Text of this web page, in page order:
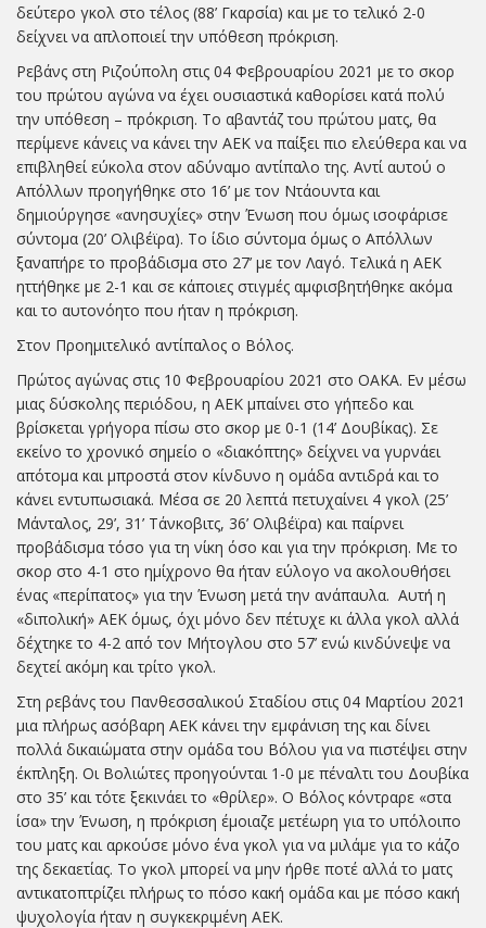
δεύτερο γκολ στο τέλος (88’ Γκαρσία) και με το τελικό 2-0
δείχνει να απλοποιεί την υπόθεση πρόκριση.
Ρεβάνς στη Ριζούπολη στις 04 Φεβρουαρίου 2021 με το σκορ
του πρώτου αγώνα να έχει ουσιαστικά καθορίσει κατά πολύ
την υπόθεση – πρόκριση. Το αβαντάζ του πρώτου ματς, θα
περίμενε κάνεις να κάνει την ΑΕΚ να παίξει πιο ελεύθερα και να
επιβληθεί εύκολα στον αδύναμο αντίπαλο της. Αντί αυτού ο
Απόλλων προηγήθηκε στο 16’ με τον Ντάουντα και
δημιούργησε «ανησυχίες» στην Ένωση που όμως ισοφάρισε
σύντομα (20’ Ολιβέϊρα). Το ίδιο σύντομα όμως ο Απόλλων
ξαναπήρε το προβάδισμα στο 27’ με τον Λαγό. Τελικά η ΑΕΚ
ηττήθηκε με 2-1 και σε κάποιες στιγμές αμφισβητήθηκε ακόμα
και το αυτονόητο που ήταν η πρόκριση.
Στον Προημιτελικό αντίπαλος ο Βόλος.
Πρώτος αγώνας στις 10 Φεβρουαρίου 2021 στο ΟΑΚΑ. Εν μέσω
μιας δύσκολης περιόδου, η ΑΕΚ μπαίνει στο γήπεδο και
βρίσκεται γρήγορα πίσω στο σκορ με 0-1 (14’ Δουβίκας). Σε
εκείνο το χρονικό σημείο ο «διακόπτης» δείχνει να γυρνάει
απότομα και μπροστά στον κίνδυνο η ομάδα αντιδρά και το
κάνει εντυπωσιακά. Μέσα σε 20 λεπτά πετυχαίνει 4 γκολ (25’
Μάνταλος, 29’, 31’ Τάνκοβιτς, 36’ Ολιβέϊρα) και παίρνει
προβάδισμα τόσο για τη νίκη όσο και για την πρόκριση. Με το
σκορ στο 4-1 στο ημίχρονο θα ήταν εύλογο να ακολουθήσει
ένας «περίπατος» για την Ένωση μετά την ανάπαυλα. Αυτή η
«διπολική» ΑΕΚ όμως, όχι μόνο δεν πέτυχε κι άλλα γκολ αλλά
δέχτηκε το 4-2 από τον Μήτογλου στο 57’ ενώ κινδύνεψε να
δεχτεί ακόμη και τρίτο γκολ.
Στη ρεβάνς του Πανθεσσαλικού Σταδίου στις 04 Μαρτίου 2021
μια πλήρως ασόβαρη ΑΕΚ κάνει την εμφάνιση της και δίνει
πολλά δικαιώματα στην ομάδα του Βόλου για να πιστέψει στην
έκπληξη. Οι Βολιώτες προηγούνται 1-0 με πέναλτι του Δουβίκα
στο 35’ και τότε ξεκινάει το «θρίλερ». Ο Βόλος κόντραρε «στα
ίσα» την Ένωση, η πρόκριση έμοιαζε μετέωρη για το υπόλοιπο
του ματς και αρκούσε μόνο ένα γκολ για να μιλάμε για το κάζο
της δεκαετίας. Το γκολ μπορεί να μην ήρθε ποτέ αλλά το ματς
αντικατοπτρίζει πλήρως το πόσο κακή ομάδα και με πόσο κακή
ψυχολογία ήταν η συγκεκριμένη ΑΕΚ.